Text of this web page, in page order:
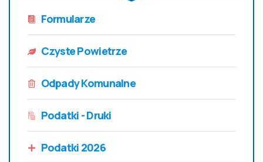
Formularze
Czyste Powietrze
Odpady Komunalne
Podatki - Druki
Podatki 2026